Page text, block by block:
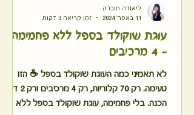
עוגת שוקולד בספל ללא פחמימה מ
- 4 מרכיבים
לא תאמיני כמה העוגת שוקולד בספל ☕ הזו
טעימה. רק 70 קלוריות, רק 4 מרכיבים ורק 2 דקות
הכנה. בלי פחמימה, עוגת שוקולד בספל ללא
ליאורה חוברה
11 באפר׳ 2024
זמן קריאה 3 דקות